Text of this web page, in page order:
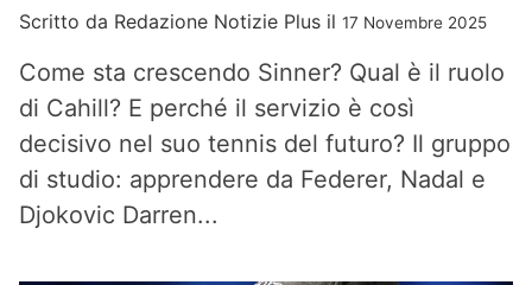
Scritto da Redazione Notizie Plus il 17 Novembre 2025
Come sta crescendo Sinner? Qual è il ruolo
di Cahill? E perché il servizio è così
decisivo nel suo tennis del futuro? Il gruppo
di studio: apprendere da Federer, Nadal e
Djokovic Darren...